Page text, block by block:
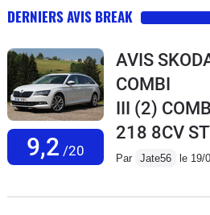
DERNIERS AVIS BREAK
9,2 /20
AVIS
COMBI
III (2)
218 8CV
Par Jate56 le 19/